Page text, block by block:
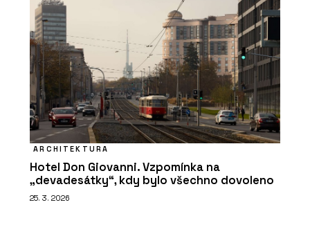
ARCHITEKTURA
Hotel Don Giovanni. Vzpomínka na
„devadesátky“, kdy bylo všechno dovoleno
25. 3. 2026